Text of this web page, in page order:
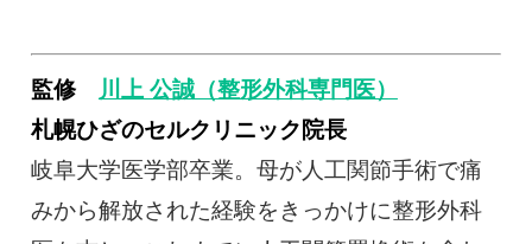
監修 川上 公誠（整形外科専門医）
札幌ひざのセルクリニック院長
岐阜大学医学部卒業。母が人工関節手術で痛
みから解放された経験をきっかけに整形外科